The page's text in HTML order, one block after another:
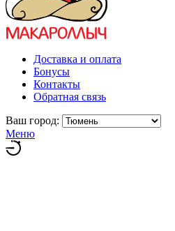
Доставка и оплата
Бонусы
Контакты
Обратная связь
Ваш город:
Меню